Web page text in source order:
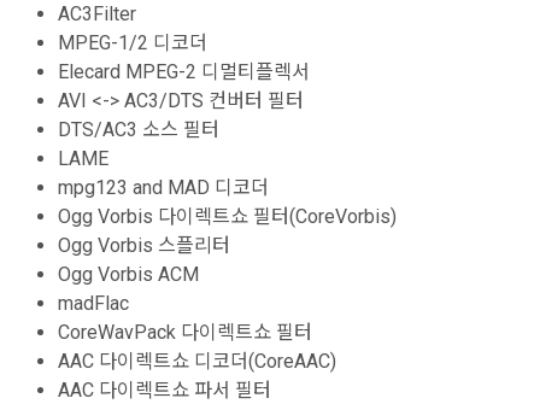
AC3Filter
MPEG-1/2 디코더
Elecard MPEG-2 디멀티플렉서
AVI <-> AC3/DTS 컨버터 필터
DTS/AC3 소스 필터
LAME
mpg123 and MAD 디코더
Ogg Vorbis 다이렉트쇼 필터(CoreVorbis)
Ogg Vorbis 스플리터
Ogg Vorbis ACM
madFlac
CoreWavPack 다이렉트쇼 필터
AAC 다이렉트쇼 디코더(CoreAAC)
AAC 다이렉트쇼 파서 필터